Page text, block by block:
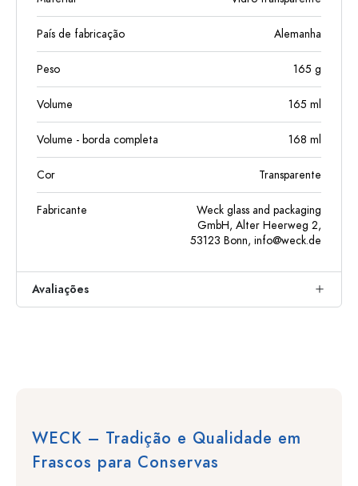
País de fabricação Alemanha
Peso 165 g
Volume 165 ml
Volume - borda completa 168 ml
Cor Transparente
Fabricante
Weck glass and packaging
GmbH, Alter Heerweg 2,
53123 Bonn, info@weck.de
Avaliações
WECK – Tradição e Qualidade em
Frascos para Conservas